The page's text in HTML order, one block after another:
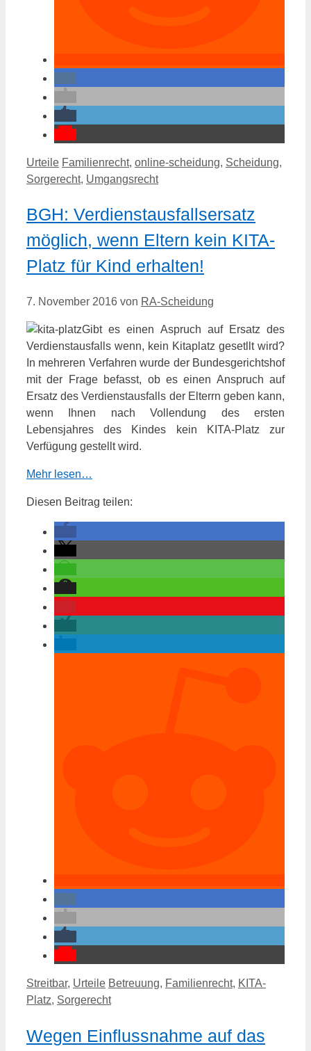
Kategorien
Urteile Schlagwörter
Familienrecht, online-scheidung, Scheidung,
Sorgerecht, Umgangsrecht
BGH: Verdienstausfallsersatz
möglich, wenn Eltern kein KITA-
Platz für Kind erhalten!
7. November 2016 von RA-Scheidung
Gibt es einen Aspruch auf Ersatz des
Verdienstausfalls wenn, kein Kitaplatz gesetllt wird?
In mehreren Verfahren wurde der Bundesgerichtshof
mit der Frage befasst, ob es einen Anspruch auf
Ersatz des Verdienstausfalls der Elterrn geben kann,
wenn Ihnen nach Vollendung des ersten
Lebensjahres des Kindes kein KITA-Platz zur
Verfügung gestellt wird.
Mehr lesen…
Diesen Beitrag teilen:
Kategorien
Streitbar, Urteile Schlagwörter
Betreuung, Familienrecht, KITA-
Platz, Sorgerecht
Wegen Einflussnahme auf das